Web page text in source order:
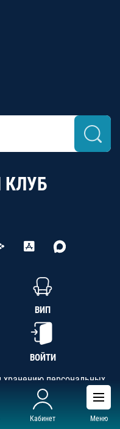
Кабинет Меню
ВИП
ВОЙТИ
хранению персональных
1142300002349,